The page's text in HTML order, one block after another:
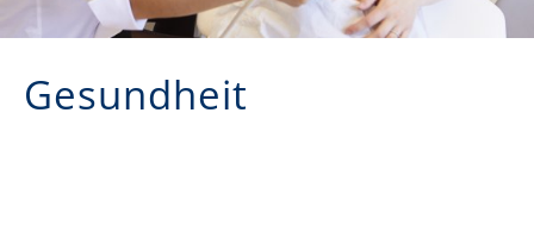
Gesundheit